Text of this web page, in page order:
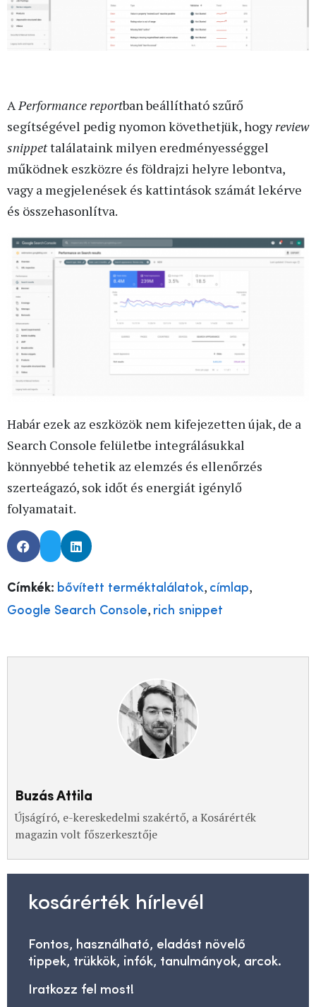
A Performance reportban beállítható szűrő
segítségével pedig nyomon követhetjük, hogyreview
snippettalálataink milyen eredményességgel
működnek eszközre és földrajzi helyre lebontva,
vagy a megjelenések és kattintások számát lekérve
és összehasonlítva.
Habár ezek az eszközök nem kifejezetten újak, de a
Search Console felületbe integrálásukkal
könnyebbé tehetik az elemzés és ellenőrzés
szerteágazó, sok időt és energiát igénylő
folyamatait.
Címkék: bővített terméktalálatok, címlap,
Google Search Console, rich snippet
Buzás Attila
Újságíró, e-kereskedelmi szakértő, a Kosárérték
magazin volt főszerkesztője
kosárérték hírlevél
Fontos, használható, eladást növelő
tippek, trükkök, infók, tanulmányok, arcok.
Iratkozz fel most!